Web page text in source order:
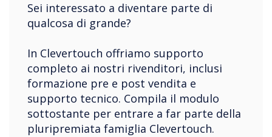
Sei interessato a diventare parte di
qualcosa di grande?
In Clevertouch offriamo supporto
completo ai nostri rivenditori, inclusi
formazione pre e post vendita e
supporto tecnico. Compila il modulo
sottostante per entrare a far parte della
pluripremiata famiglia Clevertouch.